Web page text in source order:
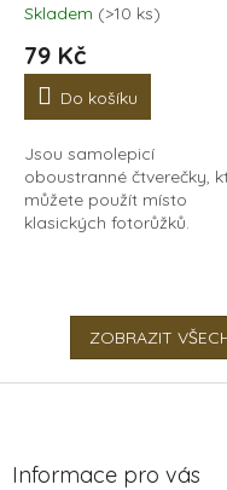
Skladem (>10 ks)
79 Kč
Do košíku
Jsou samolepicí
oboustranné čtverečky,
můžete použít místo
klasických fotorůžků.
vidět. Jsou...
ZOBRAZIT
Z
Informace pro vás